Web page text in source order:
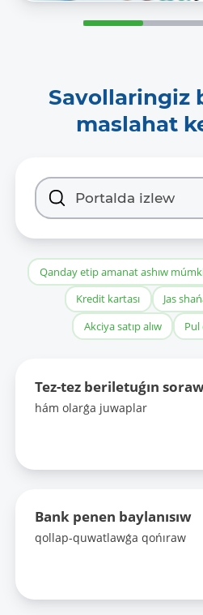
Savollaringiz
maslahat
Qanday etip amanat ashıw
Kredit kartası
Jas
Akciya satıp alıw
Pul
Tez-tez beriletuǵın
hám olarǵa juwaplar
Bank penen baylanısıw
qollap-quwatlawǵa qońıraw